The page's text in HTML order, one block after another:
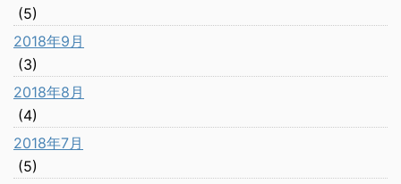
(5)
2018年9月
(3)
2018年8月
(4)
2018年7月
(5)